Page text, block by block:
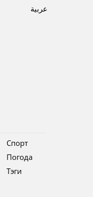
عربية
Спорт
Погода
Тэги